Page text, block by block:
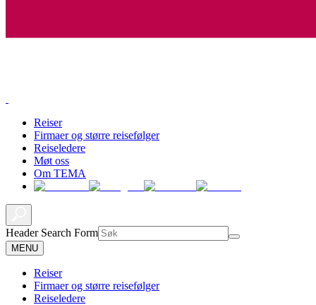
Reiser
Firmaer og større reisefølger
Reiseledere
Møt oss
Om TEMA
Header Search Form
MENU
Reiser
Firmaer og større reisefølger
Reiseledere